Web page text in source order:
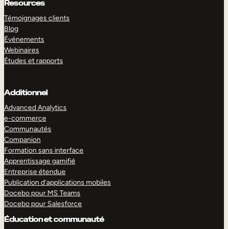
Resources
Témoignages clients
Blog
Événements
Webinaires
Études et rapports
Additionnel
Advanced Analytics
e-commerce
Communautés
Companion
Formation sans interface
Apprentissage gamifié
Entreprise étendue
Publication d’applications mobiles
Docebo pour MS Teams
Docebo pour Salesforce
Éducation et communauté